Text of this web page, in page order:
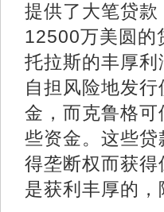
提供了大笔贷
12500万美圆的
托拉斯的丰厚
自担风险地发
金，而克鲁格
些资金。这些
得垄断权而获
是获利丰厚的